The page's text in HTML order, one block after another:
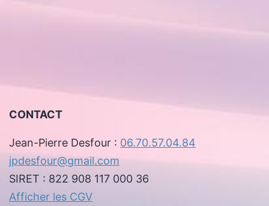
CONTACT
Jean-Pierre Desfour : 06.70.57.04.84
jpdesfour@gmail.com
SIRET : 822 908 117 000 36
Afficher les CGV